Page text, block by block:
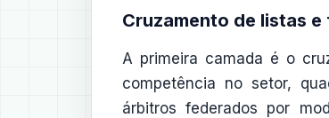
Cruzamento de listas
A primeira camada é o
competência no setor,
árbitros federados por